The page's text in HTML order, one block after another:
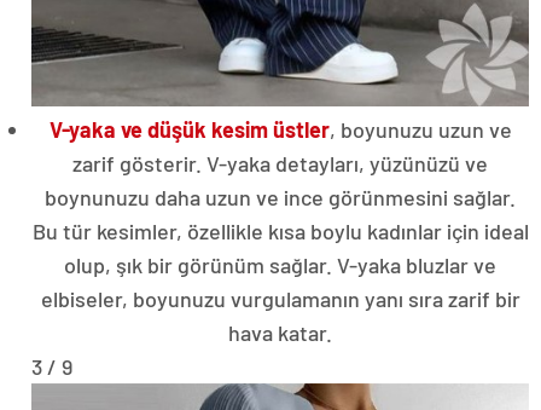
V-yaka ve düşük kesim üstler, boyunuzu uzun ve
zarif gösterir. V-yaka detayları, yüzünüzü ve
boynunuzu daha uzun ve ince görünmesini sağlar.
Bu tür kesimler, özellikle kısa boylu kadınlar için ideal
olup, şık bir görünüm sağlar. V-yaka bluzlar ve
elbiseler, boyunuzu vurgulamanın yanı sıra zarif bir
hava katar.
3 / 9